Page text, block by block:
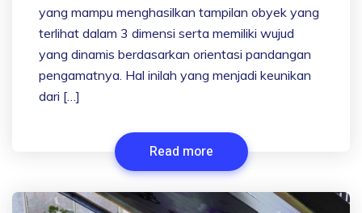
yang mampu menghasilkan tampilan obyek yang
terlihat dalam 3 dimensi serta memiliki wujud
yang dinamis berdasarkan orientasi pandangan
pengamatnya. Hal inilah yang menjadi keunikan
dari […]
Read more